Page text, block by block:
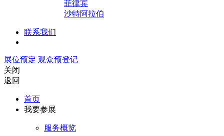
菲律宾
沙特阿拉伯
联系我们
展位预定 观众预登记
关闭
返回
首页
我要参展
服务概览